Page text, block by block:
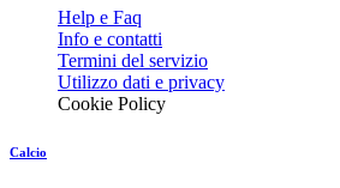
Help e Faq
Info e contatti
Termini del servizio
Utilizzo dati e privacy
Cookie Policy
Calcio